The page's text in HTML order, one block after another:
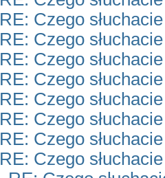
RE: Czego
RE: Czego
RE: Czego
RE: Czego
RE: Czego
RE: Czego
RE: Czego
RE: Czego